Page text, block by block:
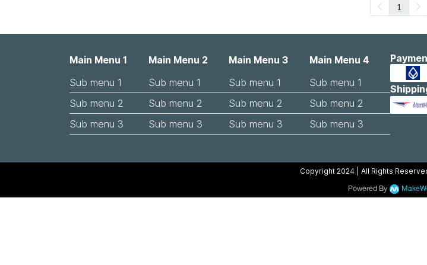
1
Main Menu 1
Sub menu 1
Sub menu 2
Sub menu 3
Main Menu 2
Sub menu 1
Sub menu 2
Sub menu 3
Main Menu 3
Sub menu 1
Sub menu 2
Sub menu 3
Main Menu 4
Sub menu 1
Sub menu 2
Sub menu 3
Copyright 2024 | All Rights
Powered By